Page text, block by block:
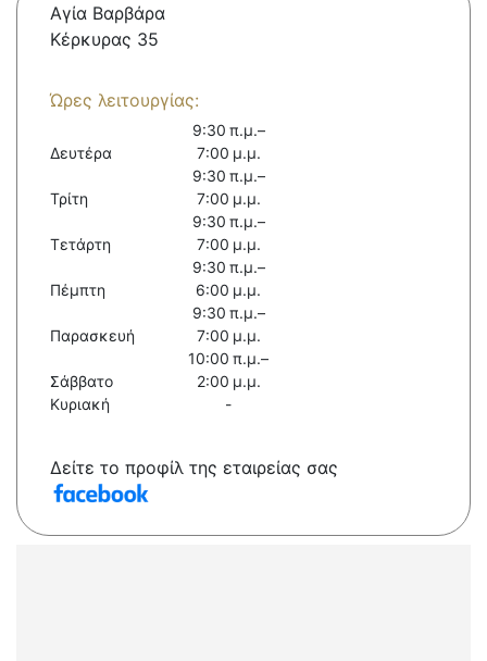
Αγία Βαρβάρα
Κέρκυρας 35
Ώρες λειτουργίας:
Δευτέρα
9:30 π.μ.–
7:00 μ.μ.
Τρίτη
9:30 π.μ.–
7:00 μ.μ.
Τετάρτη
9:30 π.μ.–
7:00 μ.μ.
Πέμπτη
9:30 π.μ.–
6:00 μ.μ.
Παρασκευή
9:30 π.μ.–
7:00 μ.μ.
Σάββατο
10:00 π.μ.–
2:00 μ.μ.
Κυριακή
-
Δείτε το προφίλ της εταιρείας σας